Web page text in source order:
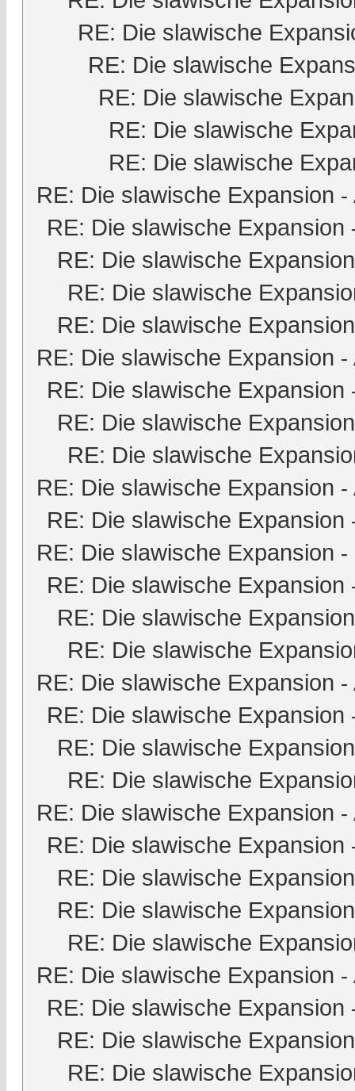
RE: Die slawische
RE: Die slawische
RE: Die slawische
RE: Die slawische
RE: Die slawische
RE: Die slawische Expansion -
RE: Die slawische Expansion
RE: Die slawische Expansion
RE: Die slawische
RE: Die slawische Expansion
RE: Die slawische Expansion -
RE: Die slawische Expansion
RE: Die slawische Expansion
RE: Die slawische
RE: Die slawische Expansion -
RE: Die slawische Expansion
RE: Die slawische Expansion -
RE: Die slawische Expansion
RE: Die slawische Expansion
RE: Die slawische
RE: Die slawische Expansion -
RE: Die slawische Expansion
RE: Die slawische Expansion
RE: Die slawische
RE: Die slawische Expansion -
RE: Die slawische Expansion
RE: Die slawische Expansion
RE: Die slawische Expansion
RE: Die slawische
RE: Die slawische Expansion -
RE: Die slawische Expansion
RE: Die slawische Expansion
RE: Die slawische